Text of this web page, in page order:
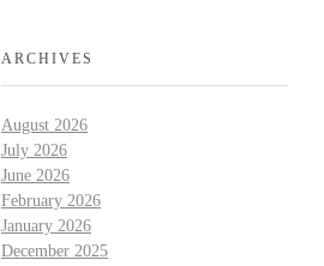
ARCHIVES
August 2026
July 2026
June 2026
February 2026
January 2026
December 2025